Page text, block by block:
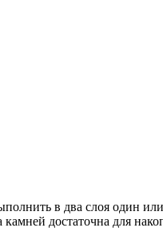
в два слоя один
достаточна для